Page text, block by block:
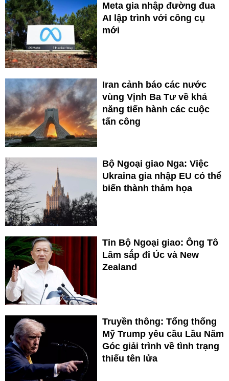
Meta gia nhập đường đua
AI lập trình với công cụ
mới
Iran cảnh báo các nước
vùng Vịnh Ba Tư về khả
năng tiến hành các cuộc
tấn công
Bộ Ngoại giao Nga: Việc
Ukraina gia nhập EU có thể
biến thành thảm họa
Tin Bộ Ngoại giao: Ông Tô
Lâm sắp đi Úc và New
Zealand
Truyền thông: Tổng thống
Mỹ Trump yêu cầu Lầu Năm
Góc giải trình về tình trạng
thiếu tên lửa